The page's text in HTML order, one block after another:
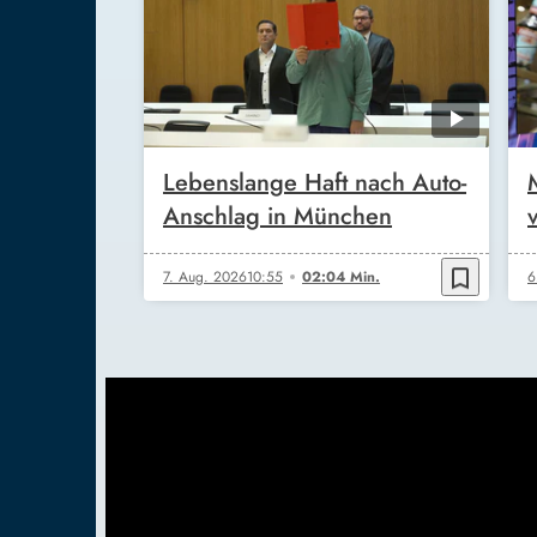
Lebenslange Haft nach Auto-
Anschlag in München
7. Aug. 202610:55 02:04 Min. bookmark_border